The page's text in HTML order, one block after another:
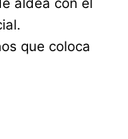
aldea con el
que coloca